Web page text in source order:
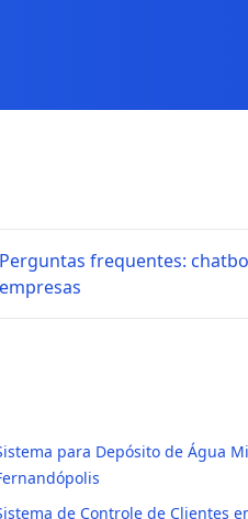
Perguntas frequentes:
empresas
para Depósito de Água
de Controle de Clientes